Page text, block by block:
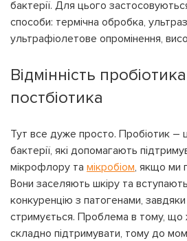
бактерії. Для цього
способи: термічна обробка,
ультрафіолетове опромінення,
Відмінність
постбіотика
Тут все дуже просто. Пробіотик –
бактерії, які допомагають
мікрофлору та мікробіом, якщо ми
Вони заселяють шкіру та
конкуренцію з патогенами, завдяки
стримується. Проблема в тому, що
складно підтримувати, тому до